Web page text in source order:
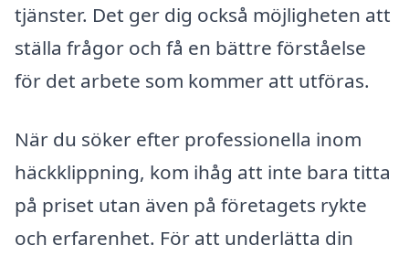
tjänster. Det ger dig också möjligheten att
ställa frågor och få en bättre förståelse
för det arbete som kommer att utföras.
När du söker efter professionella inom
häckklippning, kom ihåg att inte bara titta
på priset utan även på företagets rykte
och erfarenhet. För att underlätta din